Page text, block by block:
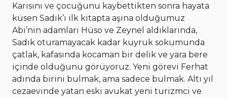
Karısını ve çocuğunu kaybettikten sonra hayata
küsen Sadık’ı ilk kitapta aşina olduğumuz
Abi’nin adamları Hüso ve Zeynel aldıklarında,
Sadık oturamayacak kadar kuyruk sokumunda
çatlak, kafasında kocaman bir delik ve yara bere
içinde olduğunu görüyoruz. Yeni görevi Ferhat
adında birini bulmak, ama sadece bulmak. Altı yıl
cezaevinde yatan eski avukat yeni turizmci ve